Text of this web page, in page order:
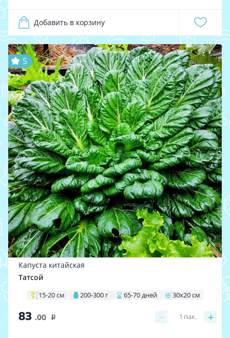
Добавить в корзину
5
Капуста китайская
Татсой
15-20 см 200-300 г 65-70 дней 30x20 см
83 .00 i − +
1 пак.